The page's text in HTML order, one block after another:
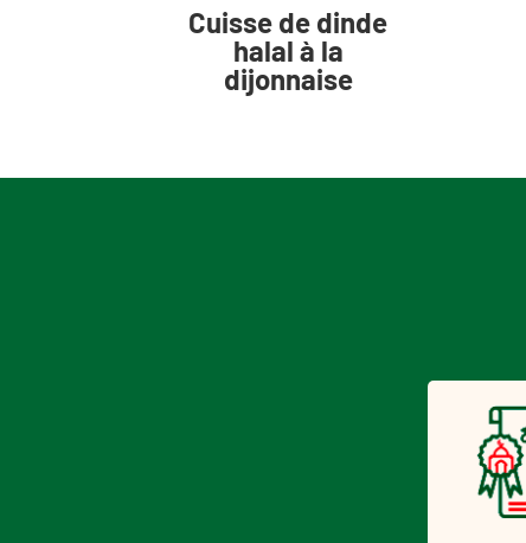
Cuisse de dinde
halal à la
dijonnaise